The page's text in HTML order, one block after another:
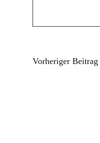
Vorheriger Beitrag